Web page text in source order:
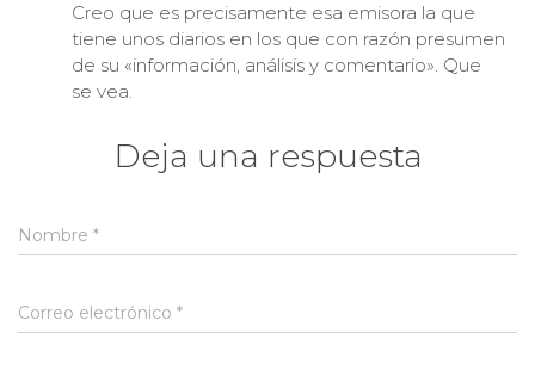
Creo que es precisamente esa emisora la que
tiene unos diarios en los que con razón presumen
de su «información, análisis y comentario». Que
se vea.
Deja una respuesta
Nombre *
Correo electrónico *